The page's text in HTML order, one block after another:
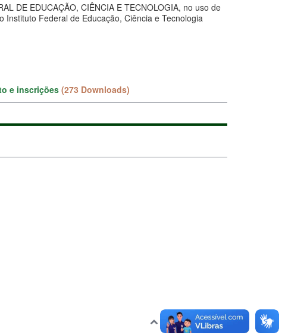
DE EDUCAÇÃO, CIÊNCIA E TECNOLOGIA, no uso de
Instituto Federal de Educação, Ciência e Tecnologia
e inscrições (273 Downloads)
Voltar para o topo